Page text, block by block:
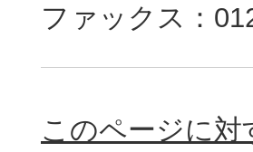
ファックス：
このページに